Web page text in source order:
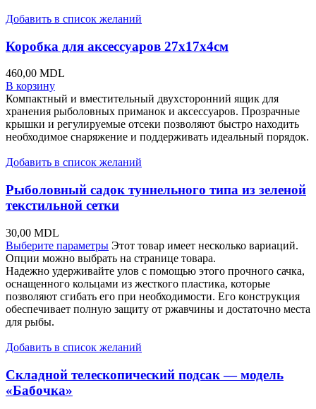
Добавить в список желаний
Коробка для аксессуаров 27x17x4см
460,00 MDL
В корзину
Компактный и вместительный двухсторонний ящик для
хранения рыболовных приманок и аксессуаров. Прозрачные
крышки и регулируемые отсеки позволяют быстро находить
необходимое снаряжение и поддерживать идеальный порядок.
Добавить в список желаний
Рыболовный садок туннельного типа из зеленой
текстильной сетки
30,00 MDL
Выберите параметры Этот товар имеет несколько вариаций.
Опции можно выбрать на странице товара.
Надежно удерживайте улов с помощью этого прочного сачка,
оснащенного кольцами из жесткого пластика, которые
позволяют сгибать его при необходимости. Его конструкция
обеспечивает полную защиту от ржавчины и достаточно места
для рыбы.
Добавить в список желаний
Складной телескопический подсак — модель
«Бабочка»